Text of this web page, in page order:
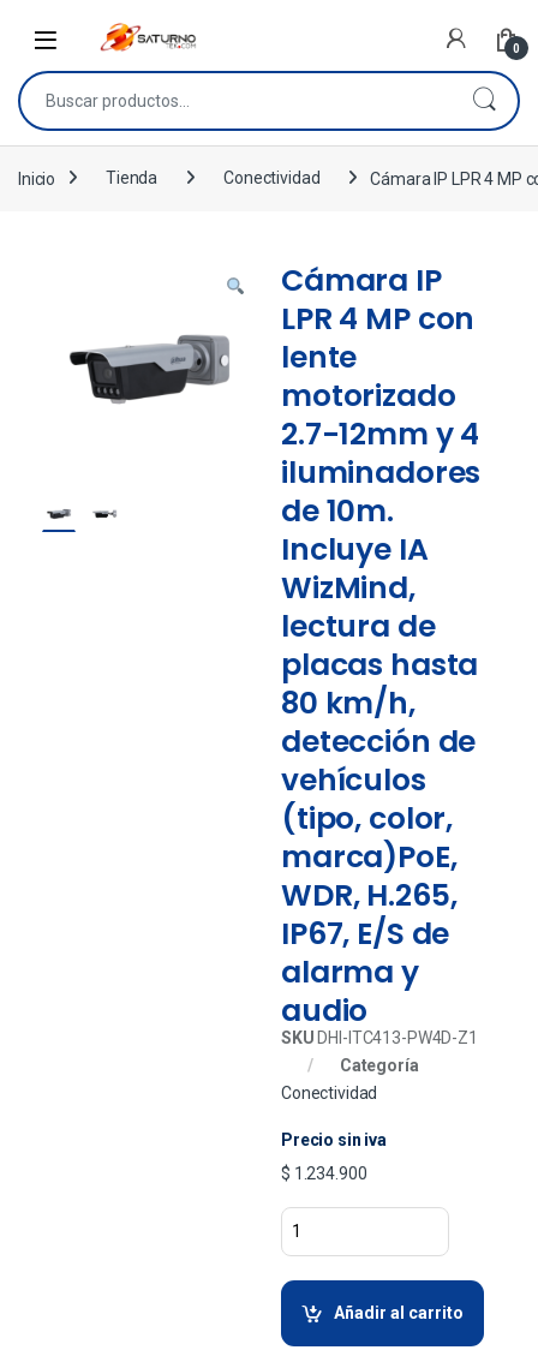
0
Inicio Tienda Conectividad Cámara IP LPR 4 MP
Cámara IP
LPR 4 MP con
lente
motorizado
2.7-12mm y 4
iluminadores
de 10m.
Incluye IA
WizMind,
lectura de
placas hasta
80 km/h,
detección de
vehículos
(tipo, color,
marca)PoE,
WDR, H.265,
IP67, E/S de
alarma y
audio
SKU DHI-ITC413-PW4D-Z1
Categoría
Conectividad
Precio sin iva
$ 1.234.900
Añadir al carrito